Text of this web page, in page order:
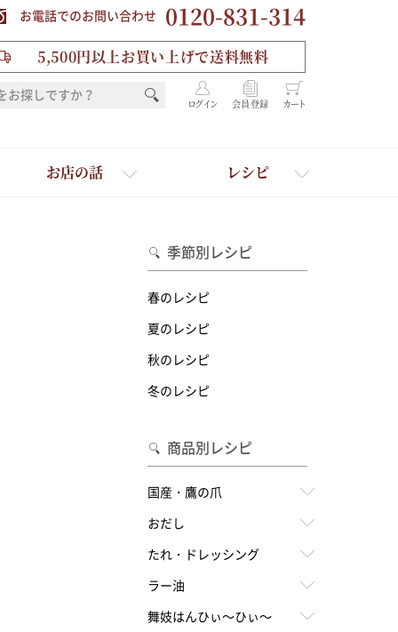
お電話でのお問い合わせ 0120-831-314
5,500円以上お買い上げで送料無料
ログイン 会員登録 カート
せて一味・七味を選ぶ
お店の話 レシピ
季節別レシピ
春のレシピ
夏のレシピ
秋のレシピ
冬のレシピ
商品別レシピ
国産・鷹の爪
おだし
たれ・ドレッシング
ラー油
舞妓はんひぃ～ひぃ～